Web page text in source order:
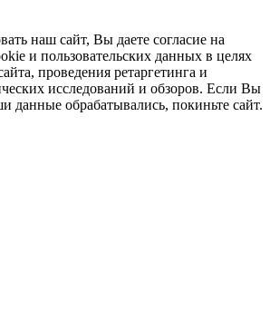
наш сайт, Вы даете согласие на
и пользовательских данных в целях
проведения ретаргетинга и
исследований и обзоров. Если Вы
данные обрабатывались, покиньте сайт.